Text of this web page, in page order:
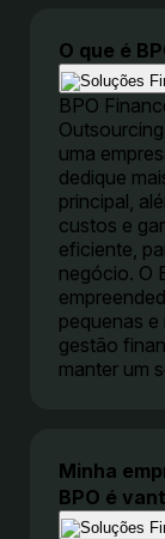
O que é
BPO
uma
dedique
principal,
custos e
eficiente,
negócio. O
pequenas e
gestão
manter um
Minha
BPO é